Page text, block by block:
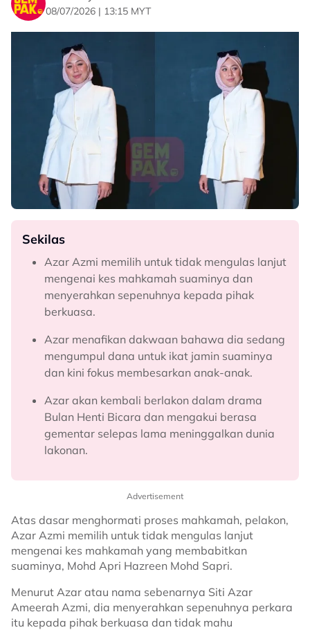
08/07/2026 | 13:15 MYT
Sekilas
Azar Azmi memilih untuk tidak mengulas lanjut
mengenai kes mahkamah suaminya dan
menyerahkan sepenuhnya kepada pihak
berkuasa.
Azar menafikan dakwaan bahawa dia sedang
mengumpul dana untuk ikat jamin suaminya
dan kini fokus membesarkan anak-anak.
Azar akan kembali berlakon dalam drama
Bulan Henti Bicara dan mengakui berasa
gementar selepas lama meninggalkan dunia
lakonan.
Advertisement
Atas dasar menghormati proses mahkamah, pelakon,
Azar Azmi memilih untuk tidak mengulas lanjut
mengenai kes mahkamah yang membabitkan
suaminya, Mohd Apri Hazreen Mohd Sapri.
Menurut Azar atau nama sebenarnya Siti Azar
Ameerah Azmi, dia menyerahkan sepenuhnya perkara
itu kepada pihak berkuasa dan tidak mahu